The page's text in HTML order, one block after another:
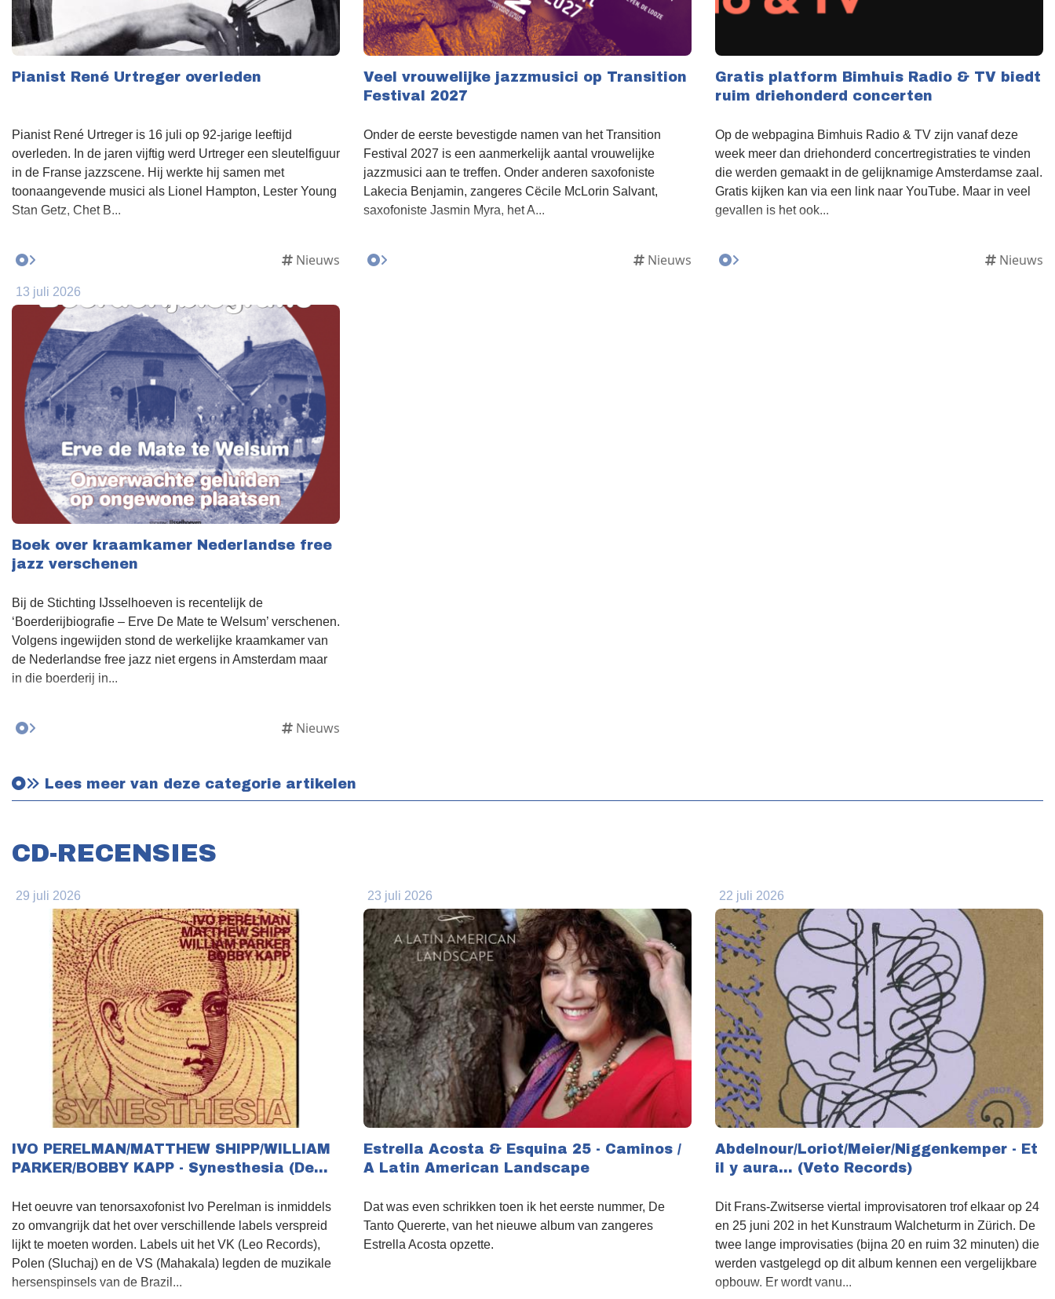
Pianist René Urtreger overleden
Pianist René Urtreger is 16 juli op 92-jarige leeftijd
overleden. In de jaren vijftig werd Urtreger een sleutelfiguur
in de Franse jazzscene. Hij werkte hij samen met
toonaangevende musici als Lionel Hampton, Lester Young
Stan Getz, Chet B...
Nieuws
Veel vrouwelijke jazzmusici op Transition
Festival 2027
Onder de eerste bevestigde namen van het Transition
Festival 2027 is een aanmerkelijk aantal vrouwelijke
jazzmusici aan te treffen. Onder anderen saxofoniste
Lakecia Benjamin, zangeres Cëcile McLorin Salvant,
saxofoniste Jasmin Myra, het A...
Nieuws
Gratis platform Bimhuis Radio & TV biedt
ruim driehonderd concerten
Op de webpagina Bimhuis Radio & TV zijn vanaf deze
week meer dan driehonderd concertregistraties te vinden
die werden gemaakt in de gelijknamige Amsterdamse zaal.
Gratis kijken kan via een link naar YouTube. Maar in veel
gevallen is het ook...
Nieuws
13 juli 2026
Boek over kraamkamer Nederlandse free
jazz verschenen
Bij de Stichting IJsselhoeven is recentelijk de
‘Boerderijbiografie – Erve De Mate te Welsum’ verschenen.
Volgens ingewijden stond de werkelijke kraamkamer van
de Nederlandse free jazz niet ergens in Amsterdam maar
in die boerderij in...
Nieuws
Lees meer van deze categorie artikelen
CD-RECENSIES
29 juli 2026
IVO PERELMAN/MATTHEW SHIPP/WILLIAM
PARKER/BOBBY KAPP - Synesthesia (De...
Het oeuvre van tenorsaxofonist Ivo Perelman is inmiddels
zo omvangrijk dat het over verschillende labels verspreid
lijkt te moeten worden. Labels uit het VK (Leo Records),
Polen (Sluchaj) en de VS (Mahakala) legden de muzikale
hersenspinsels van de Brazil...
23 juli 2026
Estrella Acosta & Esquina 25 - Caminos /
A Latin American Landscape
Dat was even schrikken toen ik het eerste nummer, De
Tanto Quererte, van het nieuwe album van zangeres
Estrella Acosta opzette.
22 juli 2026
Abdelnour/Loriot/Meier/Niggenkemper - Et
il y aura… (Veto Records)
Dit Frans-Zwitserse viertal improvisatoren trof elkaar op 24
en 25 juni 202 in het Kunstraum Walcheturm in Zürich. De
twee lange improvisaties (bijna 20 en ruim 32 minuten) die
werden vastgelegd op dit album kennen een vergelijkbare
opbouw. Er wordt vanu...